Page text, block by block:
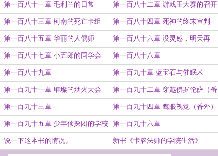
外） 人（番外）
第一百八十一章 毛利兰的日常 第一百八十二章 游戏王大赛的召开
（番外）
第一百八十三章 柯南的死亡卡组 第一百八十四章 死神的终末审判
第一百八十五章 华丽的人偶师 第一百八十六章 没灵感，明天再
改。
第一百八十七章 小五郎的同学会
（下）
第一百八十八章
第一百八十九章 第一百九十章 蓝宝石与催眠术
第一百九十一章 璀璨的烟火大会 第一百九十二章 穿越佛罗伦萨（番
外）
第一百九十三章 第一百九十四章 鹰眼视觉（番外）
第一百九十五章 少年侦探团的学校
冒险（番外）
第一百九十六章
说一下这本书的情况。 新书《卡牌法师的学院生活》